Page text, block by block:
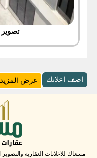
اضف اعلانك عرض المزيد
مسعاك للاعلانات العقارية